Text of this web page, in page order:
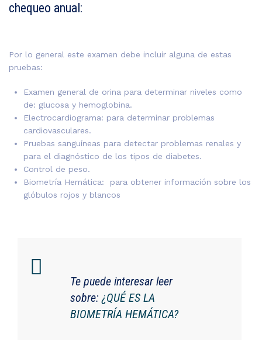
chequeo anual:
Por lo general este examen debe incluir alguna de estas
pruebas:
Examen general de orina para determinar niveles como
de: glucosa y hemoglobina.
Electrocardiograma: para determinar problemas
cardiovasculares.
Pruebas sanguíneas para detectar problemas renales y
para el diagnóstico de los tipos de diabetes.
Control de peso.
Biometría Hemática: para obtener información sobre los
glóbulos rojos y blancos
Te puede interesar leer
sobre: ¿QUÉ ES LA
BIOMETRÍA HEMÁTICA?